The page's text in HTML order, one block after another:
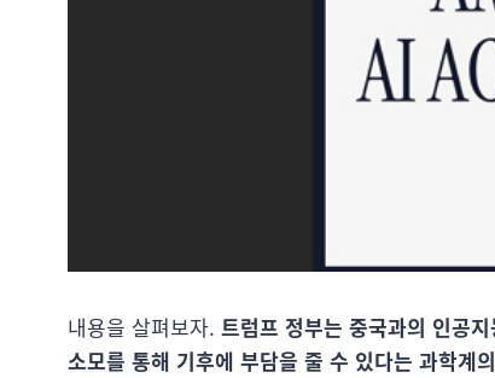
내용을 살펴보자. 트럼프 정부는 중국과의 인공
소모를 통해 기후에 부담을 줄 수 있다는 과학계